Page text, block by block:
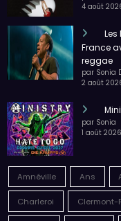
4 août
Les
France
reggae
par Sonia
2 août
par Sonia
1 août 2026
Amnéville Ans
Charleroi Clermont-